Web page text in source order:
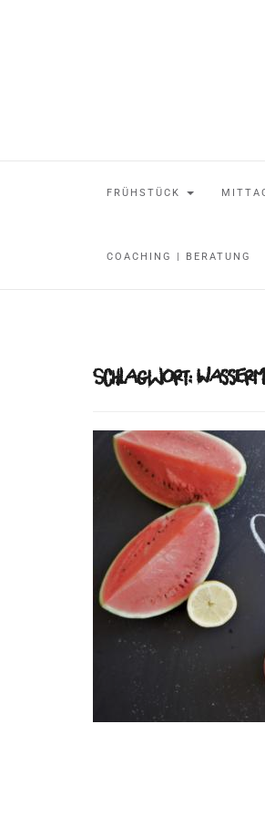
FRÜHSTÜCK
COACHING | BERATUNG
Schlagwort: